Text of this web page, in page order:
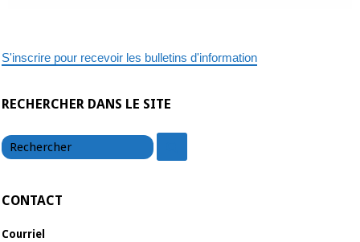
S'inscrire pour recevoir les bulletins d'information
RECHERCHER DANS LE SITE
CONTACT
Courriel